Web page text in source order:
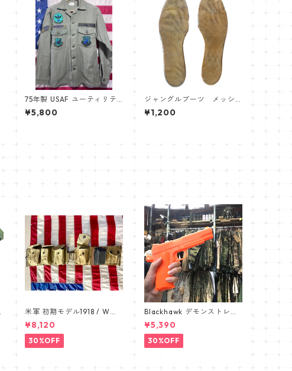
75年製 USAF ユーティリテ
ィシャツ
¥5,800
ジャングルブーツ メッシ
ュインナーソール
¥1,200
米軍 初期モデル1918 / WW1
BAR BELT /バーベルト デッ
ドストック カップ付き 191
¥8,120
30%OFF
Blackhawk デモンストレー
ション 1911 オレンジ ピ
ストル pistol
¥5,390
30%OFF